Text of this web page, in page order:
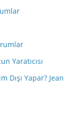
Yaratıcısı
Dışı Yapar? Jean